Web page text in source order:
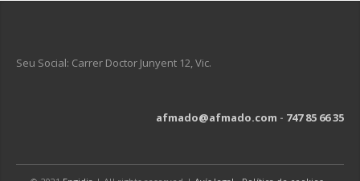
Seu Social: Carrer Doctor Junyent 12, Vic.
afmado@afmado.com - 747 85 66 35